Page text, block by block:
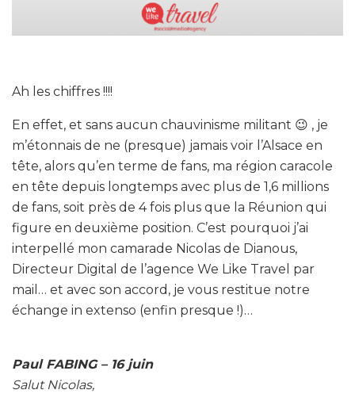
Ah les chiffres !!!!
En effet, et sans aucun chauvinisme militant 😉 , je
m’étonnais de ne (presque) jamais voir l’Alsace en
tête, alors qu’en terme de fans, ma région caracole
en tête depuis longtemps avec plus de 1,6 millions
de fans, soit près de 4 fois plus que la Réunion qui
figure en deuxième position. C’est pourquoi j’ai
interpellé mon camarade Nicolas de Dianous,
Directeur Digital de l’agence We Like Travel par
mail… et avec son accord, je vous restitue notre
échange in extenso (enfin presque !)…
Paul FABING – 16 juin
Salut Nicolas,